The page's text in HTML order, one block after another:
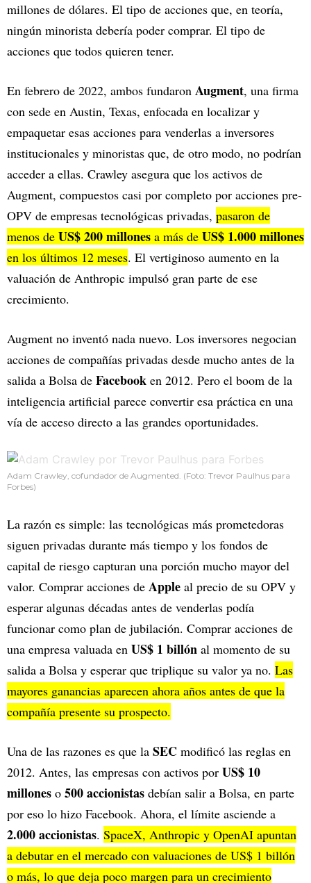
millones de dólares. El tipo de acciones que, en teoría,
ningún minorista debería poder comprar. El tipo de
acciones que todos quieren tener.
En febrero de 2022, ambos fundaron Augment, una firma
con sede en Austin, Texas, enfocada en localizar y
empaquetar esas acciones para venderlas a inversores
institucionales y minoristas que, de otro modo, no podrían
acceder a ellas. Crawley asegura que los activos de
Augment, compuestos casi por completo por acciones pre-
OPV de empresas tecnológicas privadas, pasaron de
menos de US$ 200 millones a más de US$ 1.000 millones
en los últimos 12 meses. El vertiginoso aumento en la
valuación de Anthropic impulsó gran parte de ese
crecimiento.
Augment no inventó nada nuevo. Los inversores negocian
acciones de compañías privadas desde mucho antes de la
salida a Bolsa de Facebook en 2012. Pero el boom de la
inteligencia artificial parece convertir esa práctica en una
vía de acceso directo a las grandes oportunidades.
Adam Crawley, cofundador de Augmented. (Foto: Trevor Paulhus para
Forbes)
La razón es simple: las tecnológicas más prometedoras
siguen privadas durante más tiempo y los fondos de
capital de riesgo capturan una porción mucho mayor del
valor. Comprar acciones de Apple al precio de su OPV y
esperar algunas décadas antes de venderlas podía
funcionar como plan de jubilación. Comprar acciones de
una empresa valuada en US$ 1 billón al momento de su
salida a Bolsa y esperar que triplique su valor ya no. Las
mayores ganancias aparecen ahora años antes de que la
compañía presente su prospecto.
Una de las razones es que la SEC modificó las reglas en
2012. Antes, las empresas con activos por US$ 10
millones o 500 accionistas debían salir a Bolsa, en parte
por eso lo hizo Facebook. Ahora, el límite asciende a
2.000 accionistas. SpaceX, Anthropic y OpenAI apuntan
a debutar en el mercado con valuaciones de US$ 1 billón
o más, lo que deja poco margen para un crecimiento